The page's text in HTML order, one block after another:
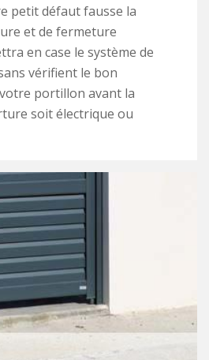
petit défaut fausse la
et de fermeture
en case le système de
vérifient le bon
portillon avant la
soit électrique ou